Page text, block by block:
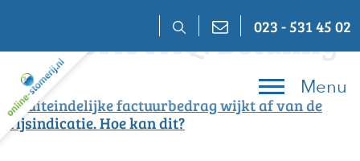
content
023 - 531 45 02
Menu
Categorie FAQ:Betaling
Het uiteindelijke factuurbedrag wijkt af van de
prijsindicatie. Hoe kan dit?